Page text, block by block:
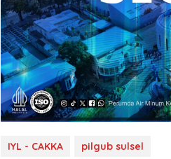
IYL - CAKKA pilgub sulsel